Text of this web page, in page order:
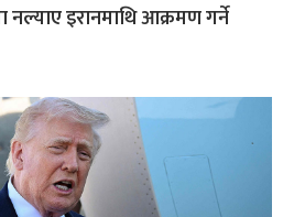
नल्याए इरानमाथि आक्रमण गर्ने